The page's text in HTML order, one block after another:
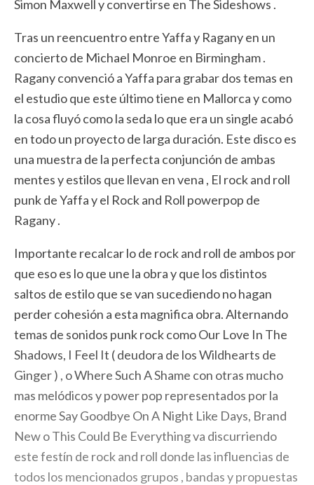
Simon Maxwell y convertirse en The Sideshows .
Tras un reencuentro entre Yaffa y Ragany en un
concierto de Michael Monroe en Birmingham .
Ragany convenció a Yaffa para grabar dos temas en
el estudio que este último tiene en Mallorca y como
la cosa fluyó como la seda lo que era un single acabó
en todo un proyecto de larga duración. Este disco es
una muestra de la perfecta conjunción de ambas
mentes y estilos que llevan en vena , El rock and roll
punk de Yaffa y el Rock and Roll powerpop de
Ragany .
Importante recalcar lo de rock and roll de ambos por
que eso es lo que une la obra y que los distintos
saltos de estilo que se van sucediendo no hagan
perder cohesión a esta magnifica obra. Alternando
temas de sonidos punk rock como Our Love In The
Shadows, I Feel It ( deudora de los Wildhearts de
Ginger ) , o Where Such A Shame con otras mucho
mas melódicos y power pop representados por la
enorme Say Goodbye On A Night Like Days, Brand
New o This Could Be Everything va discurriendo
este festín de rock and roll donde las influencias de
todos los mencionados grupos , bandas y propuestas